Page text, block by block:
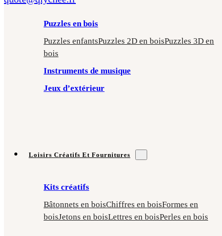
Puzzles en bois
Puzzles enfantsPuzzles 2D en boisPuzzles 3D en
bois
Instruments de musique
Jeux d’extérieur
Loisirs Créatifs Et Fournitures
Kits créatifs
Bâtonnets en boisChiffres en boisFormes en
boisJetons en boisLettres en boisPerles en bois